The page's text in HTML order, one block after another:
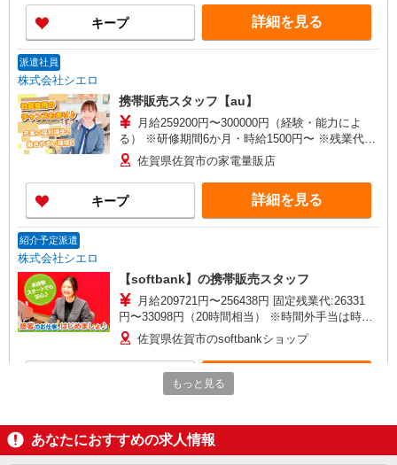
ィブ支給(規定有) ★月2回払い・週払い可能（規程
有）★ ゜・。○。・゜+゜・。○。・゜+゜
キープ 詳細を見る
派遣社員
株式会社シエロ
携帯販売スタッフ【au】
月給259200円〜300000円（経験・能力によ
る） ※研修期間6か月・時給1500円〜 ※残業代支
給 ★交通費別途支給（規定あり） ゜+゜・。
○。・゜+゜・。○。・゜+゜ 入社祝い金10万円支
給(規定有) お友達を紹介頂くと, インセンティブ支
給(規定有) ゜・。○。・゜+゜・。○。・゜+゜
佐賀県佐賀市の家電量販店
キープ 詳細を見る
紹介予定派遣
株式会社シエロ
【softbank】の携帯販売スタッフ
月給209721円〜256438円 固定残業代:26331
円〜33098円（20時間相当） ※時間外手当は時間
外労働の有無にかかわらず、固定残業代として支
給し、相当時間を超える時間外労働分は法定どお
り追加で支給します。 ※試用期間あり3ヶ月円〜
※残業代支給 ★交通費別途支給（規定あり） ゜
+゜・。○。・゜+゜・。○。・゜+゜ 入社祝い金10
ィブ支給(規定有) ゜・。○。・゜+゜・。○。・゜
+゜
佐賀県佐賀市のsoftbankショップ
株式会社シエロ
携帯販売スタッフ【Y!mobile】
もっと見る
あなたにおすすめの求人情報